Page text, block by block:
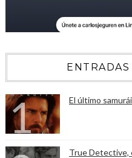
El último
True Detective,